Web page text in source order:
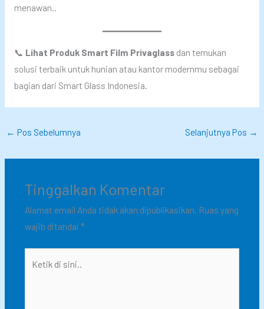
menawan..
📞 Lihat Produk Smart Film Privaglassdan temukan
solusi terbaik untuk hunian atau kantor modernmu sebagai
bagian dari Smart Glass Indonesia.
← Pos Sebelumnya Selanjutnya Pos →
Tinggalkan Komentar
Alamat email Anda tidak akan dipublikasikan. Ruas yang
wajib ditandai *